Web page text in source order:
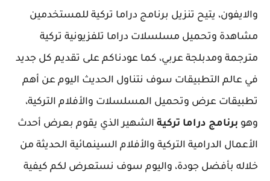
والايفون، يتيح تنزيل برنامج دراما تركية للمستخدمين
مشاهدة وتحميل مسلسلات دراما تلفزيونية تركية
مترجمة ومدبلجة عربي، كما عودناكم على تقديم كل جديد
في عالم التطبيقات سوف نتناول الحديث اليوم عن أهم
تطبيقات عرض وتحميل المسلسلات والأفلام التركية،
وهو برنامج دراما تركية الشهير الذي يقوم بعرض أحدث
الأعمال الدرامية التركية والأفلام السينمائية الحديثة من
خلاله بأفضل جودة، واليوم سوف نستعرض لكم كيفية